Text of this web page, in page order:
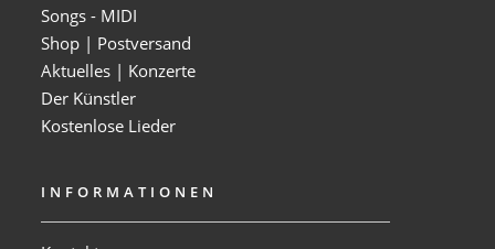
Songs - MIDI
Shop | Postversand
Aktuelles | Konzerte
Der Künstler
Kostenlose Lieder
INFORMATIONEN